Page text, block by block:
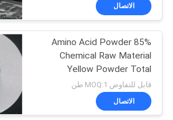
الاتصال
Amino Acid Powder 85%
Chemical Raw Material
Yellow Powder Total
Soluble 13% Nitrogen
قابل للتفاوض MOQ:1 طن
الاتصال